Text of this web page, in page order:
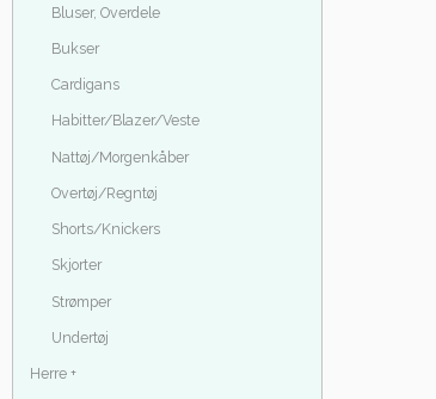
Bluser, Overdele
Bukser
Cardigans
Habitter/Blazer/Veste
Nattøj/Morgenkåber
Overtøj/Regntøj
Shorts/Knickers
Skjorter
Strømper
Undertøj
Herre +